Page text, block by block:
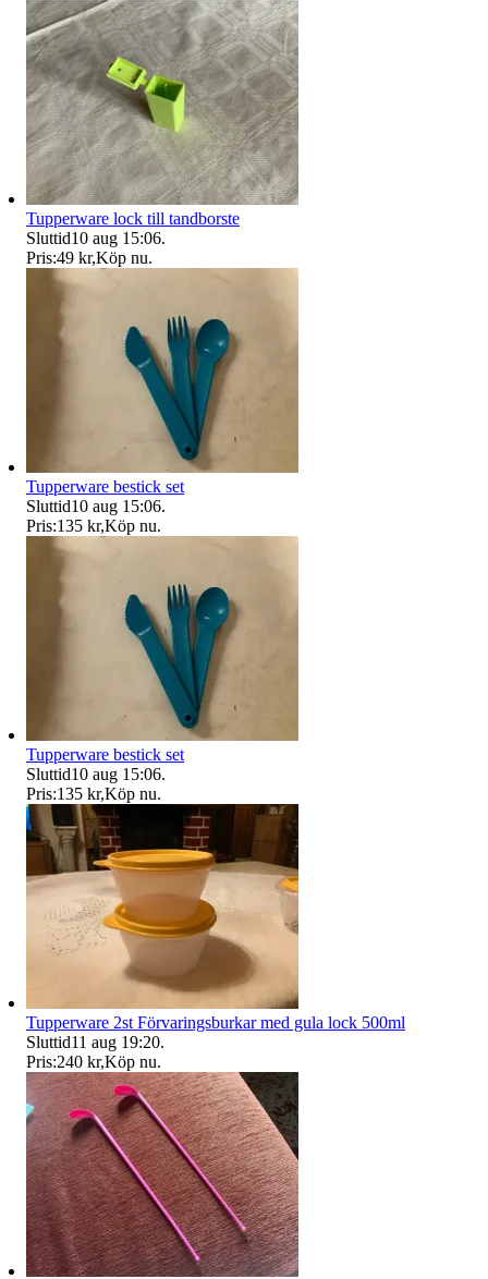
Tupperware lock till tandborste
Sluttid10 aug 15:06.
Pris:49 kr,Köp nu.
Tupperware bestick set
Sluttid10 aug 15:06.
Pris:135 kr,Köp nu.
Tupperware bestick set
Sluttid10 aug 15:06.
Pris:135 kr,Köp nu.
Tupperware 2st Förvaringsburkar med gula lock 500ml
Sluttid11 aug 19:20.
Pris:240 kr,Köp nu.